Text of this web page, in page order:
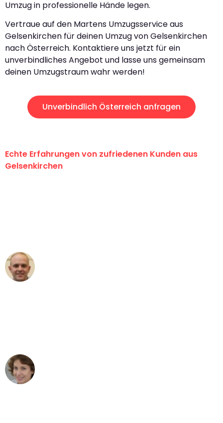
Umzug in professionelle Hände legen.
Vertraue auf den Martens Umzugsservice aus
Gelsenkirchen für deinen Umzug von Gelsenkirchen
nach Österreich. Kontaktiere uns jetzt für ein
unverbindliches Angebot und lasse uns gemeinsam
deinen Umzugstraum wahr werden!
Unverbindlich Österreich anfragen
Echte Erfahrungen von zufriedenen Kunden aus
Gelsenkirchen